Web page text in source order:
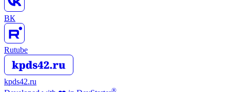
ВК
Rutube
kpds42.ru
®